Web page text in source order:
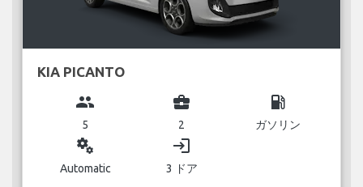
KIA PICANTO
group
5
business_center
2
local_gas_station
ガソリン
miscellaneous_services
Automatic
login
3 ドア